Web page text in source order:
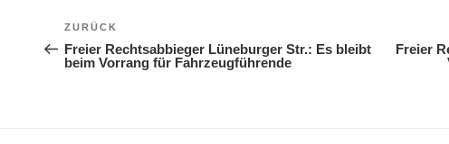
ZURÜCK
Freier Rechtsabbieger Lüneburger Str.: Es bleibt
beim Vorrang für Fahrzeugführende
Freier